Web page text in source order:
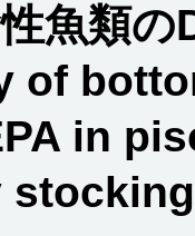
魚類
of
in